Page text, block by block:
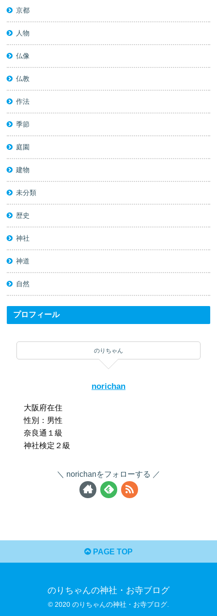
京都
人物
仏像
仏教
作法
季節
庭園
建物
未分類
歴史
神社
神道
自然
プロフィール
のりちゃん
norichan
大阪府在住
性別：男性
奈良通１級
神社検定２級
norichanをフォローする
PAGE TOP
のりちゃんの神社・お寺ブログ
© 2020 のりちゃんの神社・お寺ブログ.